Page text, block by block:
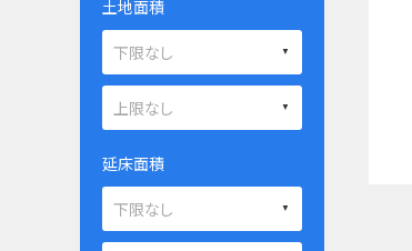
土地面積
延床面積